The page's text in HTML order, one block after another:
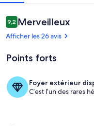
Avis
9,29,2 sur 10 –
Merveilleux
Afficher les 26 avis
Points forts
Foyer extérieur
C’est l’un des rares